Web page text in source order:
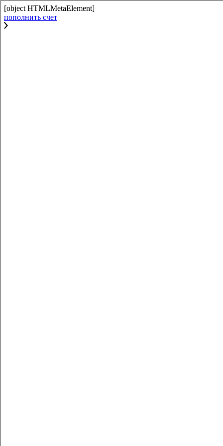
[object HTMLMetaElement]
пополнить счет